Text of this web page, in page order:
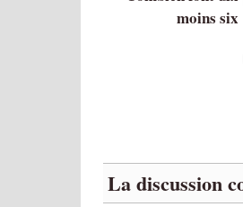
moins six
La discussion